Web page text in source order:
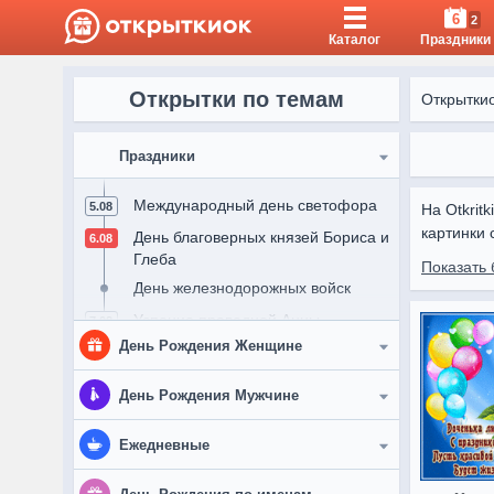
Каталог
6 2
Праздники
Открытки по темам
Праздники
5.08 Международный день светофора
6.08
День благоверных князей Бориса и
Глеба
День железнодорожных войск
7.08
Успение праведной Анны
Пятница
8.08
День альпиниста
9.08
День строителя
День Рождения Женщине
Женщине
Девушке
День Рождения Мужчине
Мужчине
Ежедневные
Доброе утро
На
выбрать
Показать